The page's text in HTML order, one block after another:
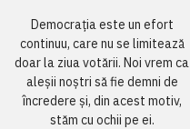
Democrația este un efort
continuu, care nu se limitează
doar la ziua votării. Noi vrem ca
aleșii noștri să fie demni de
încredere și, din acest motiv,
stăm cu ochii pe ei.